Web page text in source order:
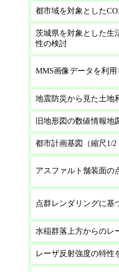
都市域を対象とした
茨城県を対象とした生
性の検討
MMS画像データを利
地震防災から見た土地
旧地形図の数値情報
都市計画基図（縮尺1/
アスファルト舗装面の
点群レンダリングに基
水稲群落上方からのレ
レーザ反射強度の特性